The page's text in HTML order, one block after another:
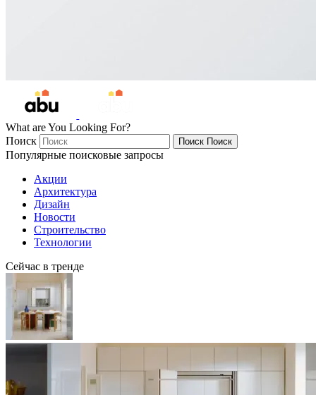
What are You Looking For?
Поиск
Поиск Поиск
Популярные поисковые запросы
Акции
Архитектура
Дизайн
Новости
Строительство
Технологии
Сейчас в тренде